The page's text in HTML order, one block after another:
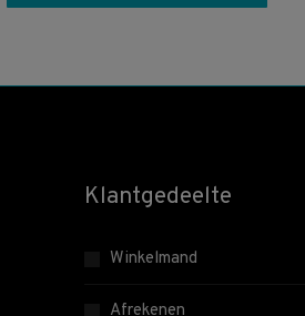
Klantgedeelte
Winkelmand
Afrekenen